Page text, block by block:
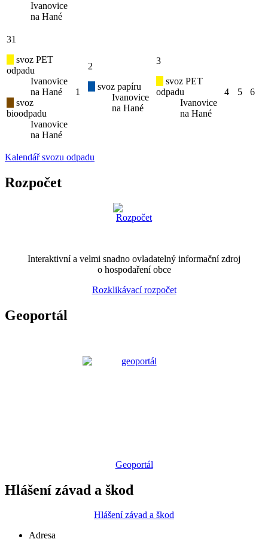
Ivanovice
na Hané
31
svoz PET
odpadu
Ivanovice
na Hané
svoz
bioodpadu
Ivanovice
na Hané
1
2
svoz papíru
Ivanovice
na Hané
3
svoz PET
odpadu
Ivanovice
na Hané
4 5 6
Kalendář svozu odpadu
Rozpočet
Interaktivní a velmi snadno ovladatelný informační zdroj
o hospodaření obce
Rozklikávací rozpočet
Geoportál
Geoportál
Hlášení závad a škod
Hlášení závad a škod
Adresa